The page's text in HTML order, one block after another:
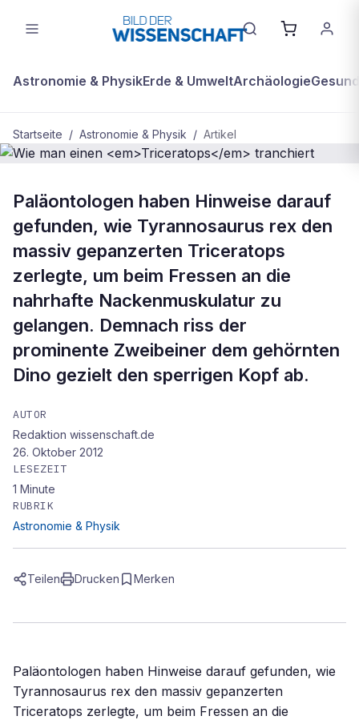
Astronomie & PhysikErde & UmweltArchäologie
Startseite / Astronomie & Physik / Artikel
Wie man einen
<em>Triceratops</em> tranchiert
Paläontologen haben Hinweise darauf
gefunden, wie Tyrannosaurus rex den
massiv gepanzerten Triceratops
zerlegte, um beim Fressen an die
nahrhafte Nackenmuskulatur zu
gelangen. Demnach riss der
prominente Zweibeiner dem gehörnten
Dino gezielt den sperrigen Kopf ab.
AUTOR
Redaktion wissenschaft.de
26. Oktober 2012
LESEZEIT
1 Minute
RUBRIK
Astronomie & Physik
Teilen Drucken Merken
Paläontologen haben Hinweise darauf gefunden, wie
Tyrannosaurus rex den massiv gepanzerten
Triceratops zerlegte, um beim Fressen an die